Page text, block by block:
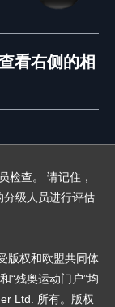
看右侧的相
检查。 请记住，
分级人员进行评估
版权和欧盟共同体
“残奥运动门户”均
Ltd. 所有。版权